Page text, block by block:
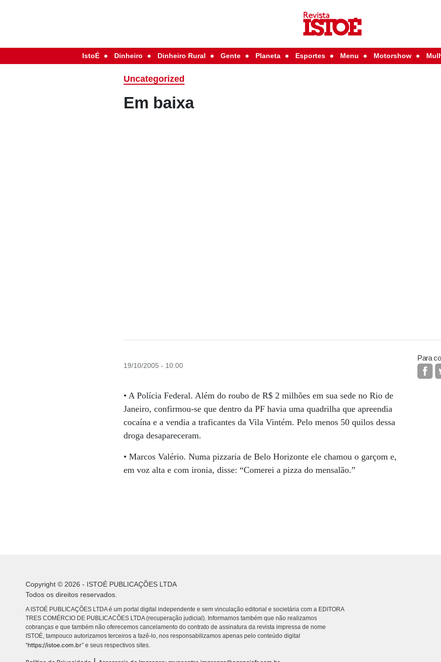
IstoÉ Dinheiro Dinheiro Rural Gente Planeta Esportes Menu Motorshow
Uncategorized
Em baixa
19/10/2005 - 10:00
Para
• A Polícia Federal. Além do roubo de R$ 2 milhões em sua sede no Rio de
Janeiro, confirmou-se que dentro da PF havia uma quadrilha que apreendia
cocaína e a vendia a traficantes da Vila Vintém. Pelo menos 50 quilos dessa
droga desapareceram.
• Marcos Valério. Numa pizzaria de Belo Horizonte ele chamou o garçom e,
em voz alta e com ironia, disse: “Comerei a pizza do mensalão.”
Copyright © 2026 - ISTOÉ PUBLICAÇÕES LTDA
Todos os direitos reservados.
A ISTOÉ PUBLICAÇÕES LTDA é um portal digital independente e sem vinculação editorial e societária com a EDITORA
TRES COMÉRCIO DE PUBLICACÕES LTDA (recuperação judicial). Informamos também que não realizamos
cobranças e que também não oferecemos cancelamento do contrato de assinatura da revista impressa de nome
ISTOÉ, tampouco autorizamos terceiros a fazê-lo, nos responsabilizamos apenas pelo conteúdo digital
“https://istoe.com.br” e seus respectivos sites.